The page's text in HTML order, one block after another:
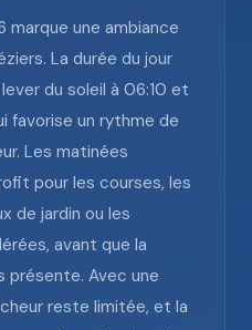
marque une ambiance
La durée du jour
du soleil à 06:10 et
favorise un rythme de
Les matinées
pour les courses, les
de jardin ou les
avant que la
présente. Avec une
reste limitée, et la